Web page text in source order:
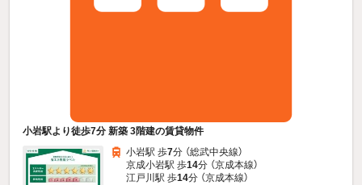
小岩駅より徒歩7分 新築 3階建の賃貸物件
小岩駅 歩7分 （総武中央線）
京成小岩駅 歩14分 （京成本線）
江戸川駅 歩14分 （京成本線）